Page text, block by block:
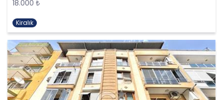
Şartlarından Bir veya Birkaçına Dayalı Olarak
Uygun Şekilde Yürütülmesi
Kişisel veriler kural olarak, KVK Kanunu’nun 5.
maddesinde belirtilen şartlardan bir veya
birkaçına uygun olarak işlenecek CB Gayrimenkul
Franchising Pazarlama ve Danışmanlık Hizmetleri
A.Ş. tarafından, Şirket iş birimlerinin yürütmekte
olduğu kişisel veri işleme faaliyetlerinin bu
18.000 ₺
Kiralık